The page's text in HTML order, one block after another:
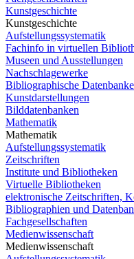
Kunstgeschichte
Kunstgeschichte
Aufstellungssystematik
Fachinfo in virtuellen
Museen und Ausstellungen
Nachschlagewerke
Bibliographische
Kunstdarstellungen
Bilddatenbanken
Mathematik
Mathematik
Aufstellungssystematik
Zeitschriften
Institute und Bibliotheken
Virtuelle Bibliotheken
elektronische Zeitschriften,
Bibliographien und
Fachgesellschaften
Medienwissenschaft
Medienwissenschaft